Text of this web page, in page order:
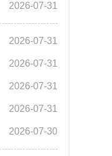
2026-07-31
2026-07-31
2026-07-31
2026-07-31
2026-07-31
2026-07-30